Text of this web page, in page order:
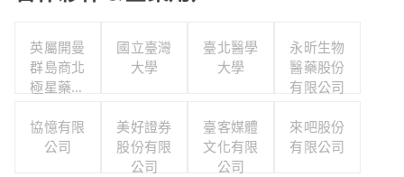
英屬開曼
群島商北
極星藥業
有限公司
國立臺灣
大學
臺北醫學
大學
永昕生物
醫藥股份
有限公司
協憶有限
公司
美好證券
股份有限
公司
臺客媒體
文化有限
公司
來吧股份
有限公司